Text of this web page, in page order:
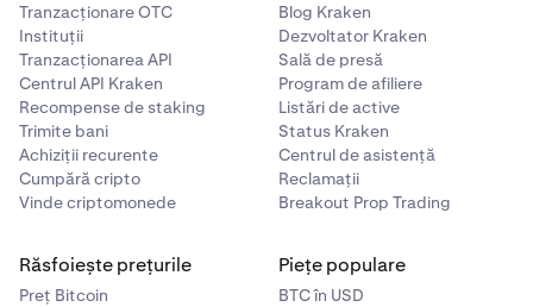
Tranzacționare OTC
Instituții
Tranzacționarea API
Centrul API Kraken
Recompense de staking
Trimite bani
Achiziții recurente
Cumpără cripto
Vinde criptomonede
Blog Kraken
Dezvoltator Kraken
Sală de presă
Program de afiliere
Listări de active
Status Kraken
Centrul de asistență
Reclamații
Breakout Prop Trading
Răsfoiește prețurile
Preț Bitcoin
Piețe populare
BTC în USD